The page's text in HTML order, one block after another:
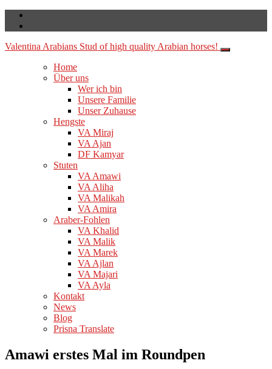
Valentina Arabians Stud of high quality Arabian horses!
Home
Über uns
Wer ich bin
Unsere Familie
Unser Zuhause
Hengste
VA Miraj
VA Ajan
DF Kamyar
Stuten
VA Amawi
VA Aliha
VA Malikah
VA Amira
Araber-Fohlen
VA Khalid
VA Malik
VA Marek
VA Ajlan
VA Majari
VA Ayla
Kontakt
News
Blog
Prisna Translate
Amawi erstes Mal im Roundpen